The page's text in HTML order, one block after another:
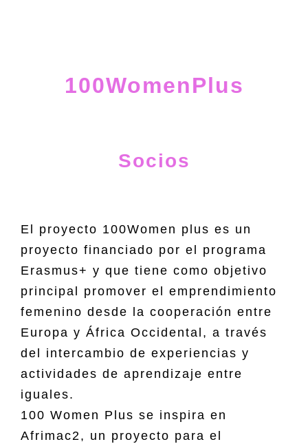
100WomenPlus
Socios
El proyecto 100Women plus es un
proyecto financiado por el programa
Erasmus+ y que tiene como objetivo
principal promover el emprendimiento
femenino desde la cooperación entre
Europa y África Occidental, a través
del intercambio de experiencias y
actividades de aprendizaje entre
iguales.
100 Women Plus se inspira en
Afrimac2, un proyecto para el